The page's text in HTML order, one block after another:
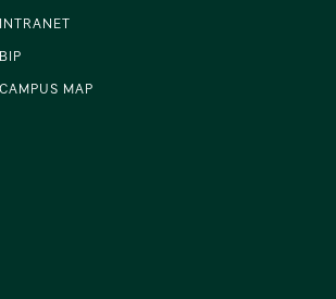
MAP